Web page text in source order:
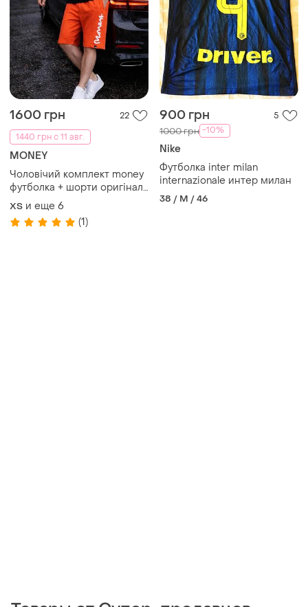
1600 грн
22
1440 грн с 11 авг.
MONEY
Чоловічий комплект money
футболка + шорти оригінал
чорна футболка червоні
шорти мужской комплект
money футболка + шорты
XS и еще 6
(1)
900 грн 5
1000 грн -10%
Nike
Футболка inter milan
internazionale интер милан
38 / M / 46